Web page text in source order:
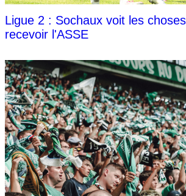
Ligue 2 : Sochaux voit les
recevoir l'ASSE